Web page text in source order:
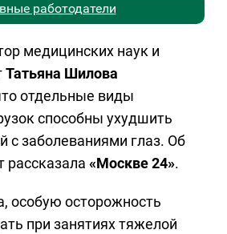
работодатели
медицинских наук и
Татьяна Шилова
отдельные виды
способны ухудшить
с заболеваниями глаз. Об
рассказала «Москве 24».
особую осторожность
при занятиях тяжелой